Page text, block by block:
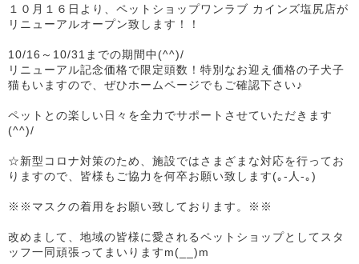
１０月１６日より、ペットショップワンラブ カインズ塩尻店が
リニューアルオープン致します！！
10/16～10/31までの期間中(^^)/
リニューアル記念価格で限定頭数！特別なお迎え価格の子犬子
猫もいますので、ぜひホームページでもご確認下さい♪
ペットとの楽しい日々を全力でサポートさせていただきます
(^^)/
☆新型コロナ対策のため、施設ではさまざまな対応を行ってお
りますので、皆様もご協力を何卒お願い致します(｡-人-｡)
※※マスクの着用をお願い致しております。※※
改めまして、地域の皆様に愛されるペットショップとしてスタ
ッフ一同頑張ってまいりますm(__)m